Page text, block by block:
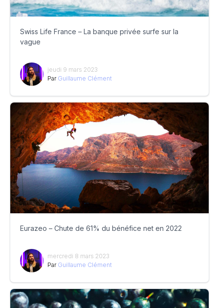
Swiss Life France – La banque privée surfe sur la
vague
jeudi 9 mars 2023
Par Guillaume Clément
Eurazeo – Chute de 61% du bénéfice net en 2022
mercredi 8 mars 2023
Par Guillaume Clément